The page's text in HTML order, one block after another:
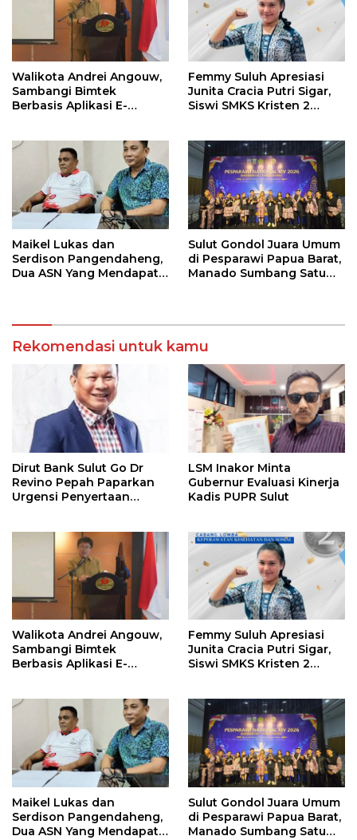
Walikota Andrei Angouw,
Sambangi Bimtek
Berbasis Aplikasi E-
Femmy Suluh Apresiasi
Junita Cracia Putri Sigar,
Siswi SMKS Kristen 2
Nasional 2026
Maikel Lukas dan
Serdison Pangendaheng,
Dua ASN Yang Mendapat
Sulut Gondol Juara Umum
di Pesparawi Papua Barat,
Manado Sumbang Satu
Rekomendasi untuk kamu
Dirut Bank Sulut Go Dr
Revino Pepah Paparkan
Urgensi Penyertaan
LSM Inakor Minta
Gubernur Evaluasi Kinerja
Kadis PUPR Sulut
Walikota Andrei Angouw,
Sambangi Bimtek
Berbasis Aplikasi E-
Femmy Suluh Apresiasi
Junita Cracia Putri Sigar,
Siswi SMKS Kristen 2
Nasional 2026
Maikel Lukas dan
Serdison Pangendaheng,
Dua ASN Yang Mendapat
Sulut Gondol Juara Umum
di Pesparawi Papua Barat,
Manado Sumbang Satu